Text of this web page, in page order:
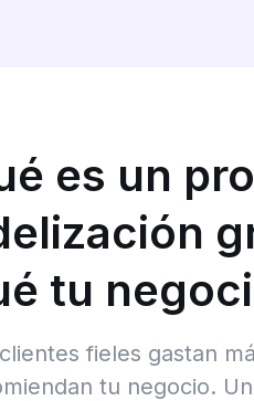
es un
tu
fieles gastan
tu negocio.